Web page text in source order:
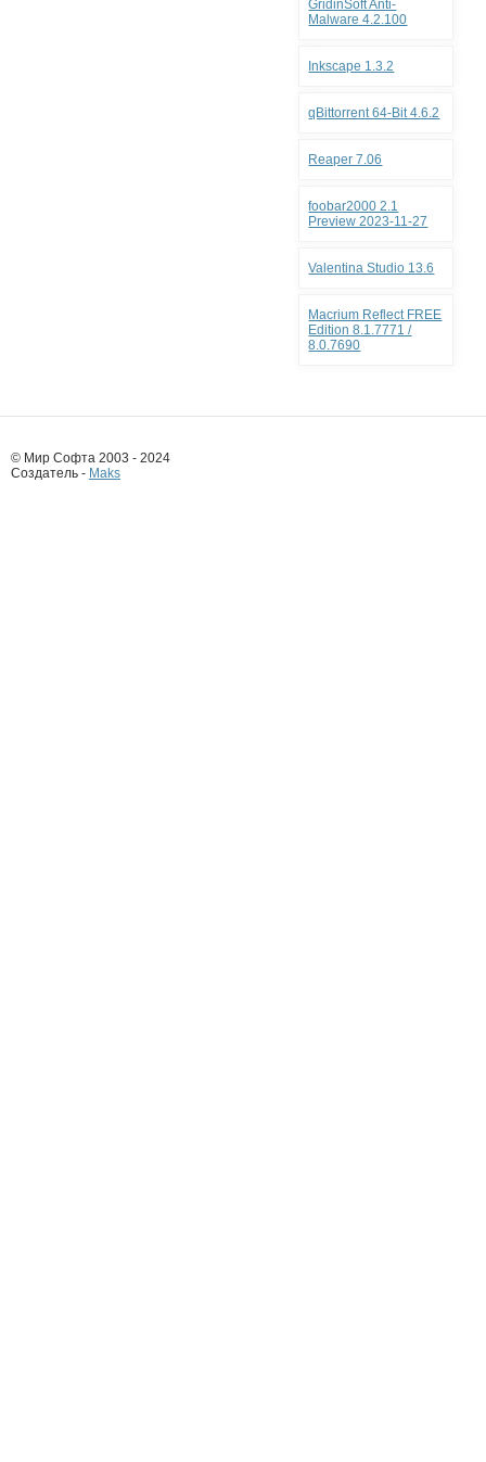
GridinSoft Anti-
Malware 4.2.100
Inkscape 1.3.2
qBittorrent 64-Bit 4.6.2
Reaper 7.06
foobar2000 2.1
Preview 2023-11-27
Valentina Studio 13.6
Macrium Reflect FREE
Edition 8.1.7771 /
8.0.7690
© Мир Софта 2003 - 2024
Создатель - Maks